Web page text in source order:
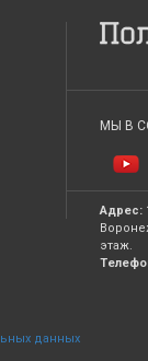
МЫ В
Адрес:
этаж.
данных